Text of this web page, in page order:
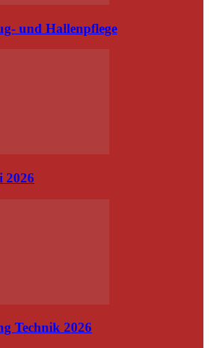
und Hallenpflege
2026
Technik 2026